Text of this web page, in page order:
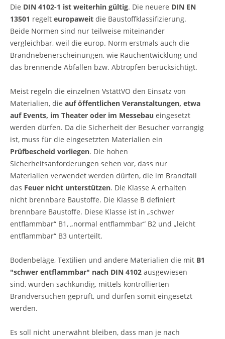
Die DIN 4102-1 ist weiterhin gültig. Die neuere DIN EN
13501 regelt europaweit die Baustoffklassifizierung.
Beide Normen sind nur teilweise miteinander
vergleichbar, weil die europ. Norm erstmals auch die
Brandnebenerscheinungen, wie Rauchentwicklung und
das brennende Abfallen bzw. Abtropfen berücksichtigt.
Meist regeln die einzelnen VstättVO den Einsatz von
Materialien, die auf öffentlichen Veranstaltungen, etwa
auf Events, im Theater oder im Messebau eingesetzt
werden dürfen. Da die Sicherheit der Besucher vorrangig
ist, muss für die eingesetzten Materialien ein
Prüfbescheid vorliegen. Die hohen
Sicherheitsanforderungen sehen vor, dass nur
Materialien verwendet werden dürfen, die im Brandfall
das Feuer nicht unterstützen. Die Klasse A erhalten
nicht brennbare Baustoffe. Die Klasse B definiert
brennbare Baustoffe. Diese Klasse ist in „schwer
entflammbar“ B1, „normal entflammbar“ B2 und „leicht
entflammbar“ B3 unterteilt.
Bodenbeläge, Textilien und andere Materialien die mit B1
"schwer entflammbar" nach DIN 4102 ausgewiesen
sind, wurden sachkundig, mittels kontrollierten
Brandversuchen geprüft, und dürfen somit eingesetzt
werden.
Es soll nicht unerwähnt bleiben, dass man je nach